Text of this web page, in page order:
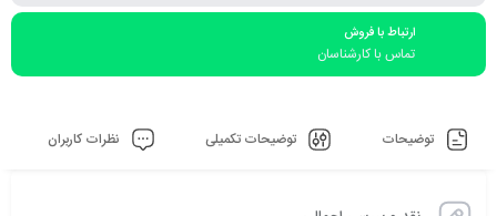
ارتباط با فروش
تماس با کارشناسان
توضیحات توضیحات تکمیلی نظرات کاربران